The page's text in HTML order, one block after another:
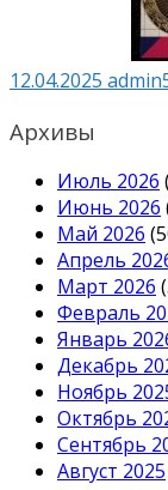
12.04.2025
Архивы
Июль 2026
Июнь 2026
Май 2026
Апрель
Март 2026
Февраль
Январь
Декабрь
Ноябрь
Октябрь
Сентябрь
Август 2025